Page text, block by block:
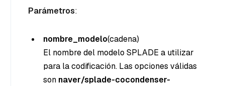
Parámetros:
nombre_modelo(cadena)
El nombre del modelo SPLADE a utilizar
para la codificación. Las opciones válidas
son naver/splade-cocondenser-